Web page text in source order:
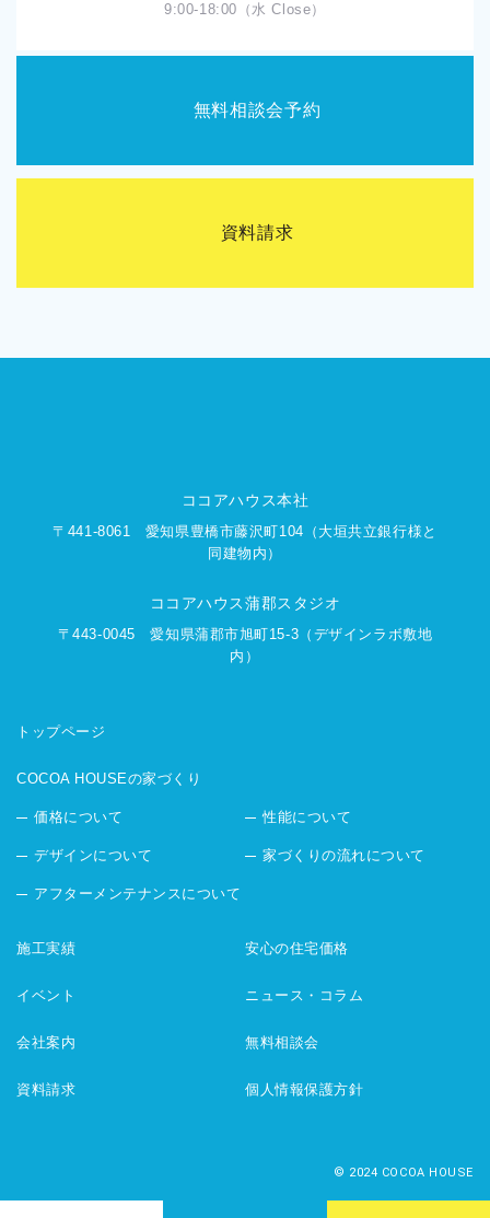
9:00-18:00（水 Close）
無料相談会予約
資料請求
ココアハウス本社
〒441-8061 愛知県豊橋市藤沢町104 （大垣共立銀行様と
同建物内）
ココアハウス蒲郡スタジオ
〒443-0045 愛知県蒲郡市旭町15-3 （デザインラボ敷地
内）
トップページ
COCOA HOUSEの家づくり
価格について 性能について
デザインについて 家づくりの流れについて
アフターメンテナンスについて
施工実績 安心の住宅価格
イベント ニュース・コラム
会社案内 無料相談会
資料請求 個人情報保護方針
© 2024 COCOA HOUSE